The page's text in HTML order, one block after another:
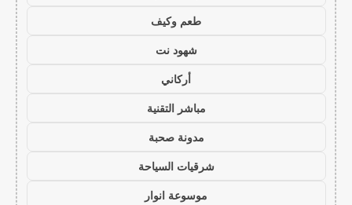
طعم وكيف
شهود نت
أركاني
مباشر التقنية
مدونة صحبة
شرقيات السياحة
موسوعة انوار